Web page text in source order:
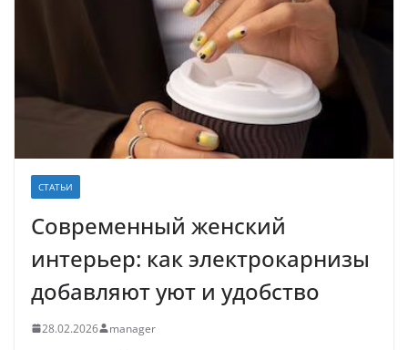
СТАТЬИ
Современный женский
интерьер: как электрокарнизы
добавляют уют и удобство
28.02.2026 manager